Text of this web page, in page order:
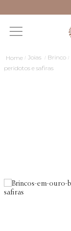
Joias Brinco
peridotos e safiras